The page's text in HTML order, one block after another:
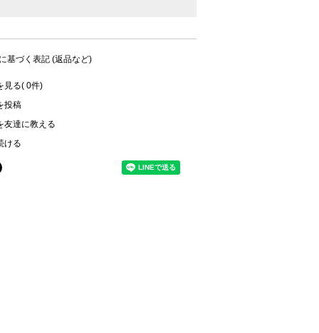
基づく表記 (返品など)
見る( 0件)
投稿
友達に教える
ける